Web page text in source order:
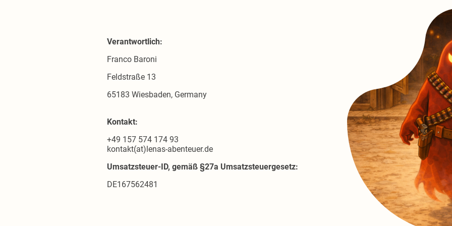
Verantwortlich:
Franco Baroni
Feldstraße 13
65183 Wiesbaden, Germany
Kontakt:
+49 157 574 174 93
kontakt(at)lenas-abenteuer.de
Umsatzsteuer-ID, gemäß §27a Umsatzsteuergesetz:
DE167562481